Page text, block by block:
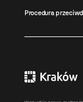
Procedura